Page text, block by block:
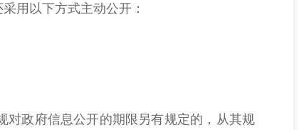
以下方式主动公开：
政府信息公开的期限另有规定的，从其规